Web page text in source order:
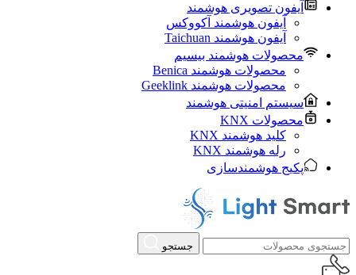
آیفون تصویری هوشمند
آيفون هوشمند آکووکس
آیفون هوشمند Taichuan
محصولات هوشمند بیسیم
محصولات هوشمند Benica
محصولات هوشمند Geeklink
سیستم امنیتی هوشمند
محصولات KNX
کلید هوشمند KNX
رله هوشمند KNX
پکیج هوشمندسازی
جستجو